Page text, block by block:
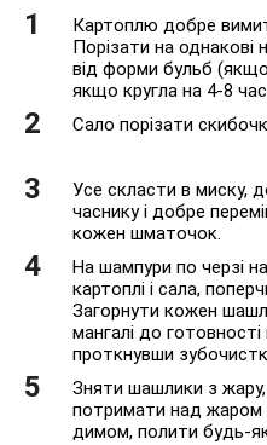
Картоплю добре
Порізати на
від форми бульб
якщо кругла на 4-8
Сало порізати
Усе скласти в миску,
часнику і добре
кожен шматочок.
На шампури по черзі
картоплі і сала,
Загорнути кожен
мангалі до готовності
проткнувши
Зняти шашлики з
потримати над жаром
димом, полити будь-